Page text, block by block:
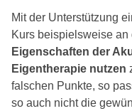
Mit der Unterstützung
Kurs beispielsweise
Eigenschaften der
Eigentherapie nutzen
falschen Punkte, so
so auch nicht die